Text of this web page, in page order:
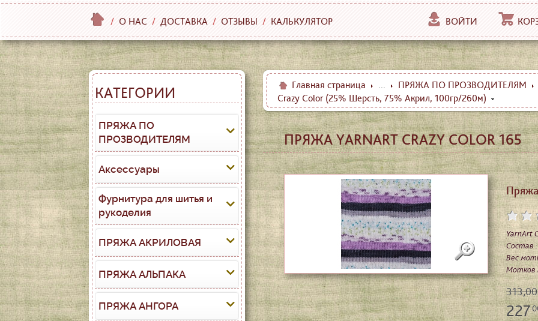
/ О НАС / ДОСТАВКА / ОТЗЫВЫ / КАЛЬКУЛЯТОР ВОЙТИ
КАТЕГОРИИ
ПРЯЖА ПО
ПРОЗВОДИТЕЛЯМ
Аксессуары
Фурнитура для шитья и
рукоделия
ПРЯЖА АКРИЛОВАЯ
ПРЯЖА АЛЬПАКА
ПРЯЖА АНГОРА
Главная страница ...
ПРЯЖА ПО ПРОЗВОДИТЕЛЯМ
Crazy Color (25% Шерсть, 75% Акрил, 100гр/260м)
ПРЯЖА YARNART CRAZY COLOR 165
Пряжа
YarnArt
Состав
Вес
Мотков
313,00
227